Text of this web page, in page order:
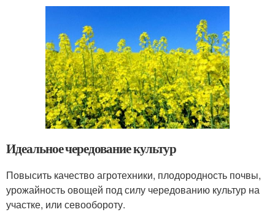
Идеальное чередование культур
Повысить качество агротехники, плодородность почвы,
урожайность овощей под силу чередованию культур на
участке, или севообороту.